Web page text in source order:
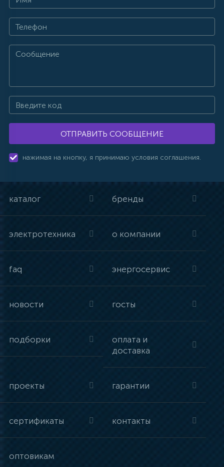
ОТПРАВИТЬ СООБЩЕНИЕ
нажимая на кнопку, я принимаю условия соглашения.
каталог бренды
электротехника о компании
faq энергосервис
новости госты
подборки
оплата и
доставка
проекты гарантии
сертификаты контакты
оптовикам